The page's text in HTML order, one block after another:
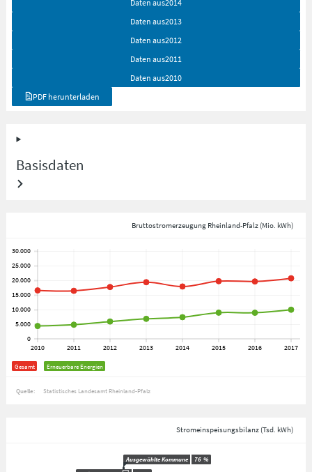
Daten aus2014
Daten aus2013
Daten aus2012
Daten aus2011
Daten aus2010
PDF herunterladen
Basisdaten
Bruttostromerzeugung Rheinland-Pfalz (Mio. kWh)
Gesamt Erneuerbare Energien
Quelle: Statistisches Landesamt Rheinland-Pfalz
Stromeinspeisungsbilanz (Tsd. kWh)
Ausgewählte Kommune 76 %